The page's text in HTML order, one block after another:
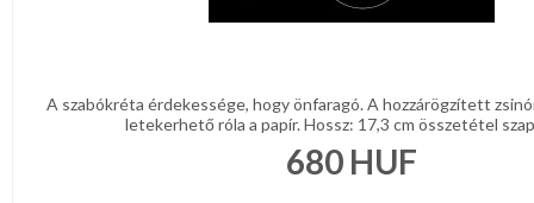
A szabókréta érdekessége, hogy önfaragó. A hozzárögzített
letekerhető róla a papír. Hossz: 17,3 cm összetétel
680HUF